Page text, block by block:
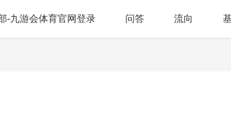
-九游会体育官网登录
问答 流向